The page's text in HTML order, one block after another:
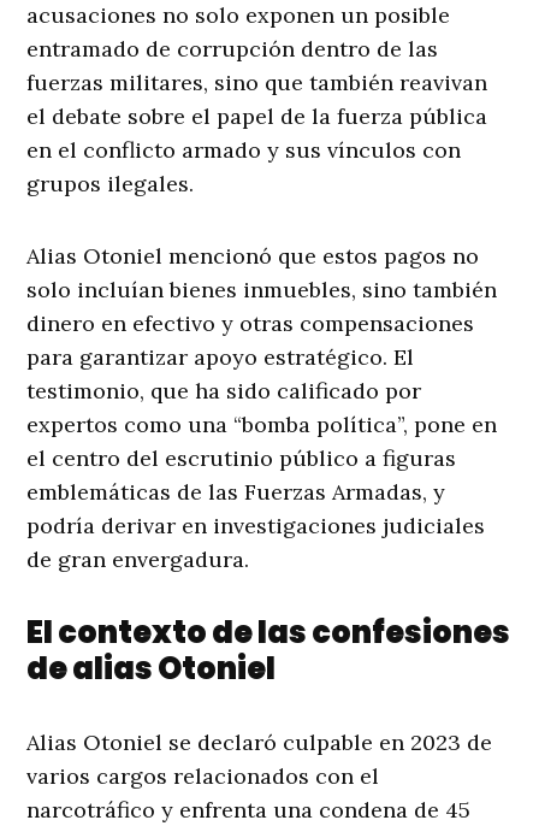
acusaciones no solo exponen un posible
entramado de corrupción dentro de las
fuerzas militares, sino que también reavivan
el debate sobre el papel de la fuerza pública
en el conflicto armado y sus vínculos con
grupos ilegales.
Alias Otoniel mencionó que estos pagos no
solo incluían bienes inmuebles, sino también
dinero en efectivo y otras compensaciones
para garantizar apoyo estratégico. El
testimonio, que ha sido calificado por
expertos como una “bomba política”, pone en
el centro del escrutinio público a figuras
emblemáticas de las Fuerzas Armadas, y
podría derivar en investigaciones judiciales
de gran envergadura.
El contexto de las confesiones
de alias Otoniel
Alias Otoniel se declaró culpable en 2023 de
varios cargos relacionados con el
narcotráfico y enfrenta una condena de 45